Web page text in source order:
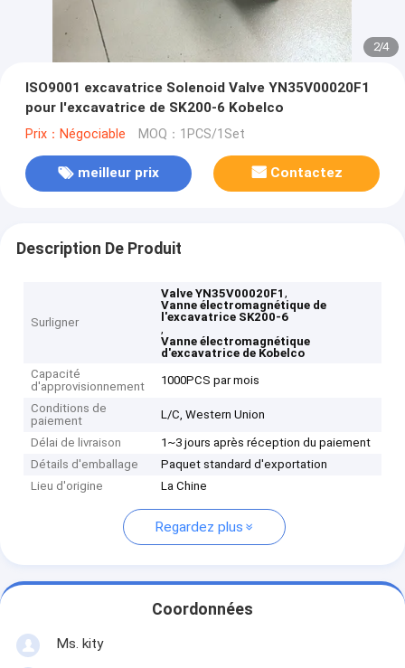
2/4
ISO9001 excavatrice Solenoid Valve YN35V00020F1
pour l'excavatrice de SK200-6 Kobelco
Prix：Négociable MOQ：1PCS/1Set
meilleur prix Contactez
Description De Produit
Surligner
Valve YN35V00020F1,
Vanne électromagnétique de
l'excavatrice SK200-6
,
Vanne électromagnétique
d'excavatrice de Kobelco
Capacité
d'approvisionnement
1000PCS par mois
Conditions de
paiement
L/C, Western Union
Délai de livraison
1~3 jours après réception du paiement
Détails d'emballage
Paquet standard d'exportation
Lieu d'origine
La Chine
Regardez plus
Coordonnées
Ms. kity